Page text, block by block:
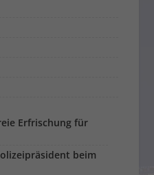
Erfrischung für
beim